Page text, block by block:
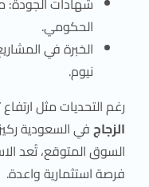
الحكومي.
الخبرة في
نيوم.
رغم التحديات مثل ارتفاع
الزجاج
السوق المتوقع، تُعد
فرصة استثمارية واعدة.